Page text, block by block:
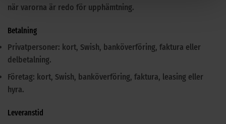
när varorna är redo för upphämtning.
Betalning
Privatpersoner: kort, Swish, banköverföring, faktura eller
delbetalning.
Företag: kort, Swish, banköverföring, faktura, leasing eller
hyra.
Leveranstid